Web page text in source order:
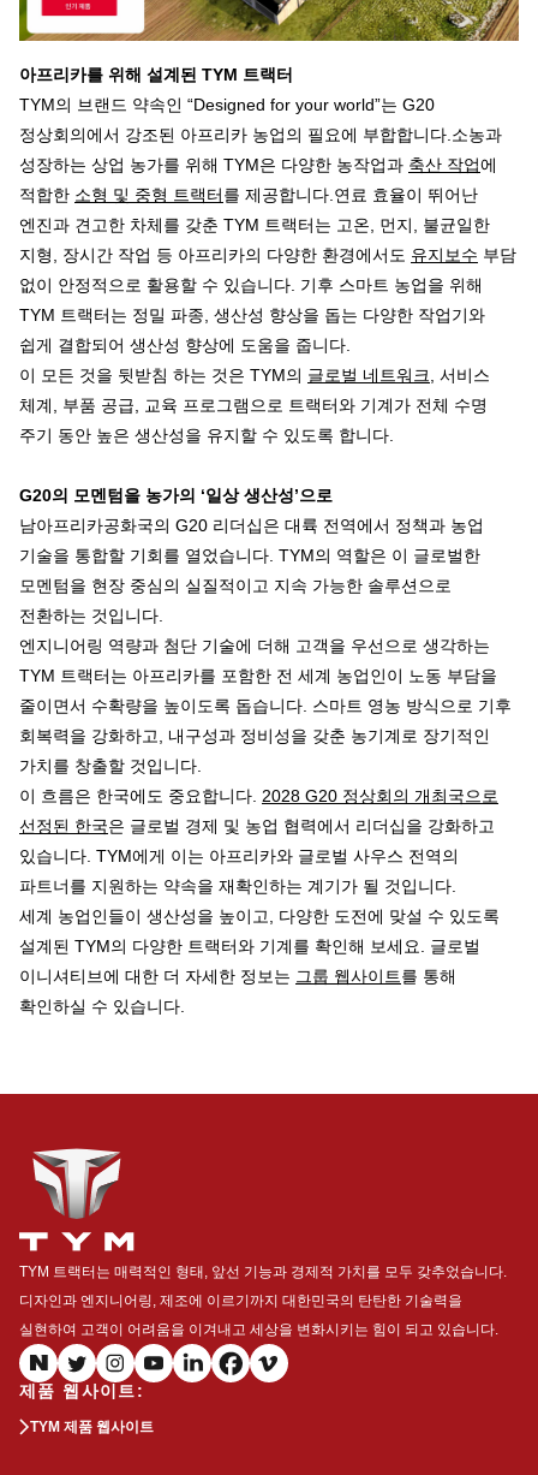
아프리카를 위해 설계된 TYM 트랙터
TYM의 브랜드 약속인 “Designed for your world”는 G20
정상회의에서 강조된 아프리카 농업의 필요에 부합합니다.소농과
성장하는 상업 농가를 위해 TYM은 다양한 농작업과 축산 작업에
적합한 소형 및 중형 트랙터를 제공합니다.연료 효율이 뛰어난
엔진과 견고한 차체를 갖춘 TYM 트랙터는 고온, 먼지, 불균일한
지형, 장시간 작업 등 아프리카의 다양한 환경에서도 유지보수 부담
없이 안정적으로 활용할 수 있습니다. 기후 스마트 농업을 위해
TYM 트랙터는 정밀 파종, 생산성 향상을 돕는 다양한 작업기와
쉽게 결합되어 생산성 향상에 도움을 줍니다.
이 모든 것을 뒷받침 하는 것은 TYM의 글로벌 네트워크
, 서비스
체계, 부품 공급, 교육 프로그램으로 트랙터와 기계가 전체 수명
주기 동안 높은 생산성을 유지할 수 있도록 합니다.
G20의 모멘텀을 농가의 ‘일상 생산성’으로
남아프리카공화국의 G20 리더십은 대륙 전역에서 정책과 농업
기술을 통합할 기회를 열었습니다. TYM의 역할은 이 글로벌한
모멘텀을 현장 중심의 실질적이고 지속 가능한 솔루션으로
전환하는 것입니다.
엔지니어링 역량과 첨단 기술에 더해 고객을 우선으로 생각하는
TYM 트랙터는 아프리카를 포함한 전 세계 농업인이 노동 부담을
줄이면서 수확량을 높이도록 돕습니다. 스마트 영농 방식으로 기후
회복력을 강화하고, 내구성과 정비성을 갖춘 농기계로 장기적인
가치를 창출할 것입니다.
이 흐름은 한국에도 중요합니다. 2028 G20 정상회의 개최국으로
선정된 한국은 글로벌 경제 및 농업 협력에서 리더십을 강화하고
있습니다. TYM에게 이는 아프리카와 글로벌 사우스 전역의
파트너를 지원하는 약속을 재확인하는 계기가 될 것입니다.
세계 농업인들이 생산성을 높이고, 다양한 도전에 맞설 수 있도록
설계된 TYM의 다양한 트랙터와 기계를 확인해 보세요. 글로벌
이니셔티브에 대한 더 자세한 정보는 그룹 웹사이트를 통해
확인하실 수 있습니다.
TYM 트랙터는 매력적인 형태, 앞선 기능과 경제적 가치를 모두 갖추었습니다.
디자인과 엔지니어링, 제조에 이르기까지 대한민국의 탄탄한 기술력을
실현하여 고객이 어려움을 이겨내고 세상을 변화시키는 힘이 되고 있습니다.
제품 웹사이트:
TYM 제품 웹사이트